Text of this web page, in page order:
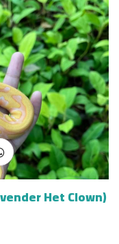
Het Clown)